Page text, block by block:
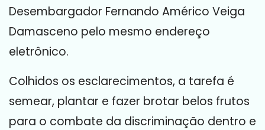
Desembargador Fernando Américo Veiga
Damasceno pelo mesmo endereço
eletrônico.
Colhidos os esclarecimentos, a tarefa é
semear, plantar e fazer brotar belos frutos
para o combate da discriminação dentro e